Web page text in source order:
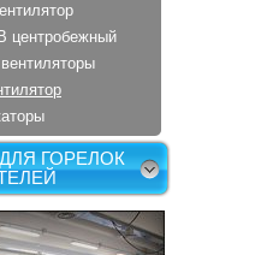
центробежный
ГОРЕЛОК